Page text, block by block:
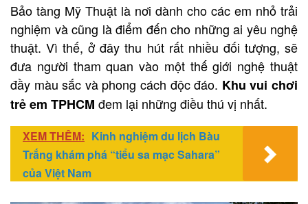
Bảo tàng Mỹ Thuật là nơi dành cho các em nhỏ trải
nghiệm và cũng là điểm đến cho những ai yêu nghệ
thuật. Vì thế, ở đây thu hút rất nhiều đối tượng, sẽ
đưa người tham quan vào một thế giới nghệ thuật
đầy màu sắc và phong cách độc đáo. Khu vui chơi
trẻ em TPHCM đem lại những điều thú vị nhất.
XEM THÊM: Kinh nghiệm du lịch Bàu
Trắng khám phá “tiểu sa mạc Sahara”
của Việt Nam